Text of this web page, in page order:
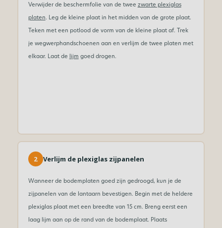
Verwijder de beschermfolie van de twee zwarte plexiglas
platen. Leg de kleine plaat in het midden van de grote plaat.
Teken met een potlood de vorm van de kleine plaat af. Trek
je wegwerphandschoenen aan en verlijm de twee platen met
elkaar. Laat de lijm goed drogen.
2 Verlijm de plexiglas zijpanelen
Wanneer de bodemplaten goed zijn gedroogd, kun je de
zijpanelen van de lantaarn bevestigen. Begin met de heldere
plexiglas plaat met een breedte van 15 cm. Breng eerst een
laag lijm aan op de rand van de bodemplaat. Plaats